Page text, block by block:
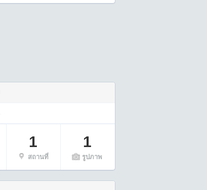
1
สถานที่
1
รูปภาพ